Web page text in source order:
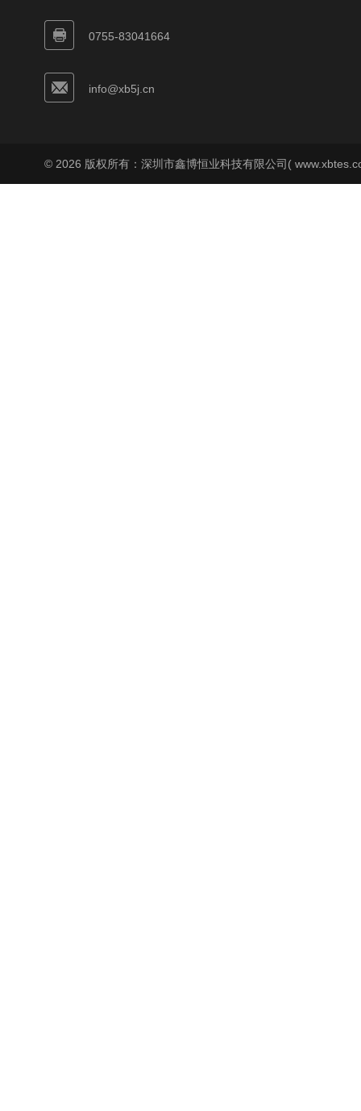
0755-83041664
info@xb5j.cn
© 2026 版权所有：深圳市鑫博恒业科技有限公司(